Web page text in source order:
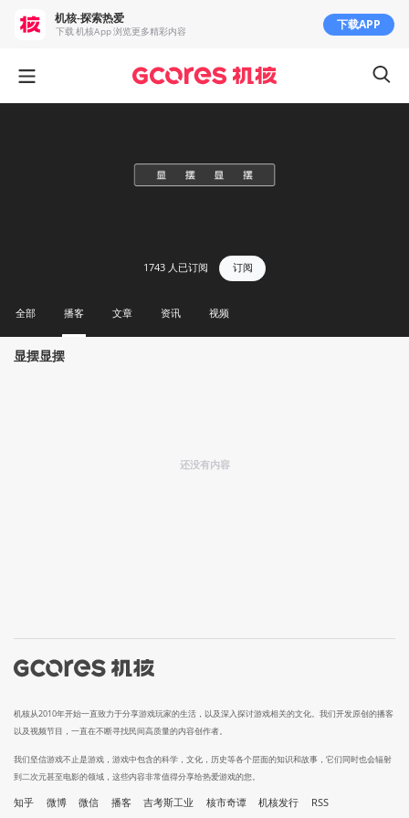
1743 人已订阅 订阅
全部 播客 文章 资讯 视频
显摆显摆
还没有内容
机核从2010年开始一直致力于分享游戏玩家的生活，以及深入探讨游戏相关的文化。我们开发原创的播客
以及视频节目，一直在不断寻找民间高质量的内容创作者。
我们坚信游戏不止是游戏，游戏中包含的科学，文化，历史等各个层面的知识和故事，它们同时也会辐射
到二次元甚至电影的领域，这些内容非常值得分享给热爱游戏的您。
知乎 微博 微信 播客 吉考斯工业 核市奇谭 机核发行 RSS
机核-探索热爱
下载 机核App 浏览更多精彩内容 下载APP